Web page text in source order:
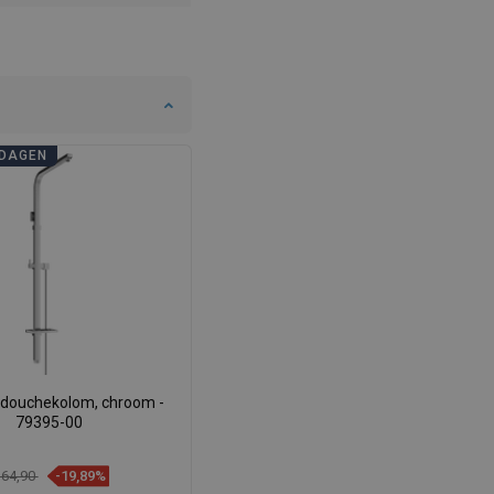
chroom -
79395-00
-19,89%